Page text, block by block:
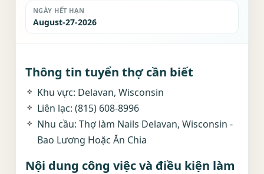
NGÀY HẾT HẠN
August-27-2026
Thông tin tuyển thợ cần biết
Khu vực: Delavan, Wisconsin
Liên lạc: (815) 608-8996
Nhu cầu: Thợ làm Nails Delavan, Wisconsin -
Bao Lương Hoặc Ăn Chia
Nội dung công việc và điều kiện làm